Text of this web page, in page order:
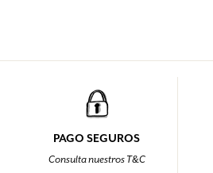
PAGO SEGUROS
Consulta nuestros T&C